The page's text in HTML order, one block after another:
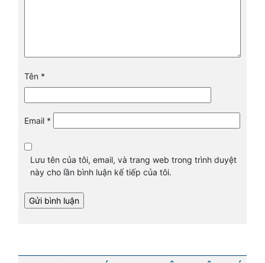
Tên *
Email *
Lưu tên của tôi, email, và trang web trong trình duyệt
này cho lần bình luận kế tiếp của tôi.